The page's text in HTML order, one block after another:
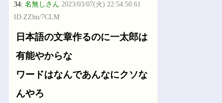
34:名無しさん 2023/03/07(火) 22:54:50.61
ID:ZZhn/7CLM
日本語の文章作るのに一太郎は
有能やからな
ワードはなんであんなにクソな
んやろ